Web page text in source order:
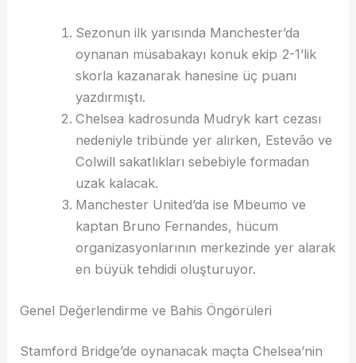
Sezonun ilk yarısında Manchester’da
oynanan müsabakayı konuk ekip 2-1’lik
skorla kazanarak hanesine üç puanı
yazdırmıştı.
Chelsea kadrosunda Mudryk kart cezası
nedeniyle tribünde yer alırken, Estevão ve
Colwill sakatlıkları sebebiyle formadan
uzak kalacak.
Manchester United’da ise Mbeumo ve
kaptan Bruno Fernandes, hücum
organizasyonlarının merkezinde yer alarak
en büyük tehdidi oluşturuyor.
Genel Değerlendirme ve Bahis Öngörüleri
Stamford Bridge’de oynanacak maçta Chelsea’nin